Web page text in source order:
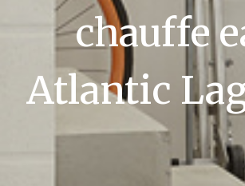
chauffe
Atlantic